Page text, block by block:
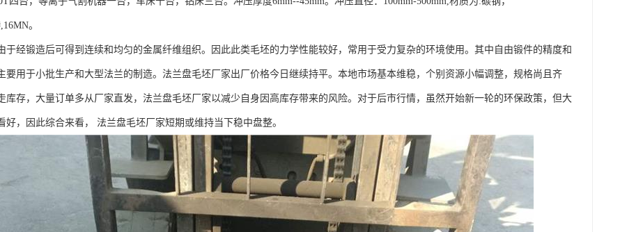
。
于经锻造后可得到连续和均匀的金属纤维组织。因此此类毛坯的力学性能较好，常用于受力复杂的环境使用。其中自由锻件的精度和
要用于小批生产和大型法兰的制造。法兰盘毛坯厂家出厂价格今日继续持平。本地市场基本维稳，个别资源小幅调整，规格尚且齐
库存，大量订单多从厂家直发，法兰盘毛坯厂家以减少自身因高库存带来的风险。对于后市行情，虽然开始新一轮的环保政策，但大
好，因此综合来看， 法兰盘毛坯厂家短期或维持当下稳中盘整。